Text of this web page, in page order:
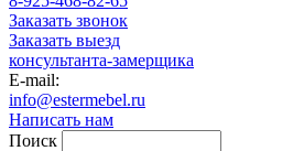
Заказать звонок
Заказать выезд
консультанта-замерщика
E-mail:
info@estermebel.ru
Написать нам
Поиск